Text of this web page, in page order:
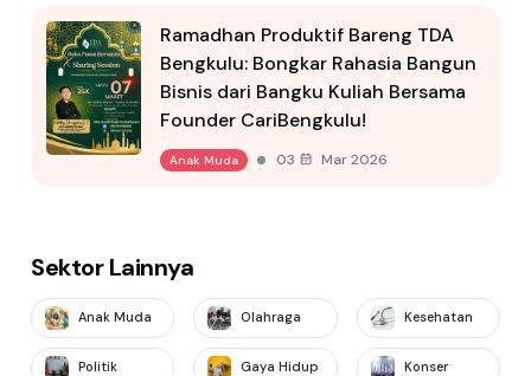
Ramadhan Produktif Bareng TDA
Bengkulu: Bongkar Rahasia Bangun
Bisnis dari Bangku Kuliah Bersama
Founder CariBengkulu!
Anak Muda 03 Mar 2026
Sektor Lainnya
Anak Muda Olahraga Kesehatan
Politik Gaya Hidup Konser